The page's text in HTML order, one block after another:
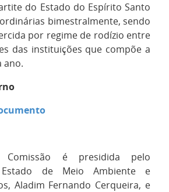
do Estado do Espírito Santo
bimestralmente, sendo
por regime de rodízio entre
das instituições que compõe a
ano.
Comissão é presidida pelo
de Meio Ambiente e
Aladim Fernando Cerqueira, e